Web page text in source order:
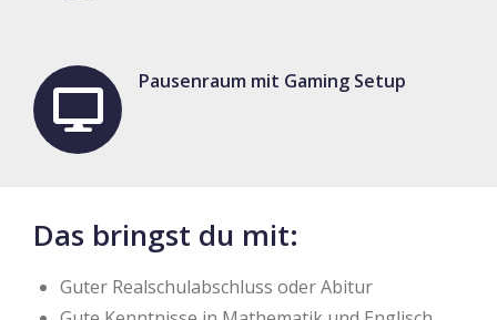
Pausenraum mit Gaming Setup
Das bringst du mit:
Guter Realschulabschluss oder Abitur